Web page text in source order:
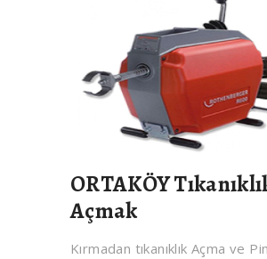
ORTAKÖY
Açmak
Kırmadan tıkanıklık Açma ve